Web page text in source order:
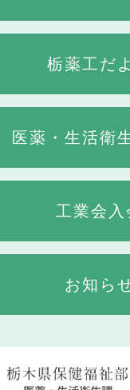
栃薬工だ
医薬・生活衛
工業会入
お知ら